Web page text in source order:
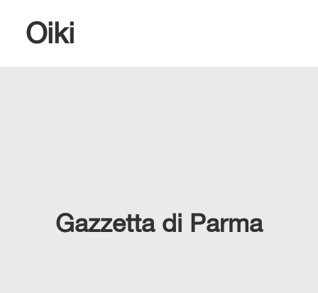
Oiki
Gazzetta di Parma